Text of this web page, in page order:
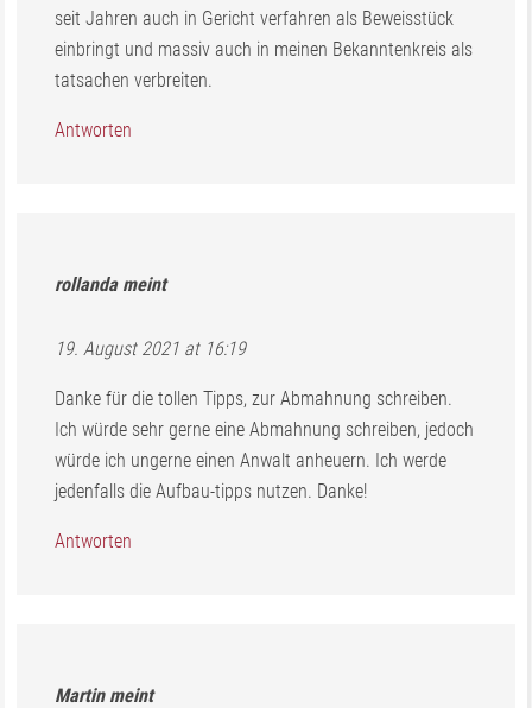
seit Jahren auch in Gericht verfahren als Beweisstück
einbringt und massiv auch in meinen Bekanntenkreis als
tatsachen verbreiten.
Antworten
rollanda meint
19. August 2021 at 16:19
Danke für die tollen Tipps, zur Abmahnung schreiben.
Ich würde sehr gerne eine Abmahnung schreiben, jedoch
würde ich ungerne einen Anwalt anheuern. Ich werde
jedenfalls die Aufbau-tipps nutzen. Danke!
Antworten
Martin meint